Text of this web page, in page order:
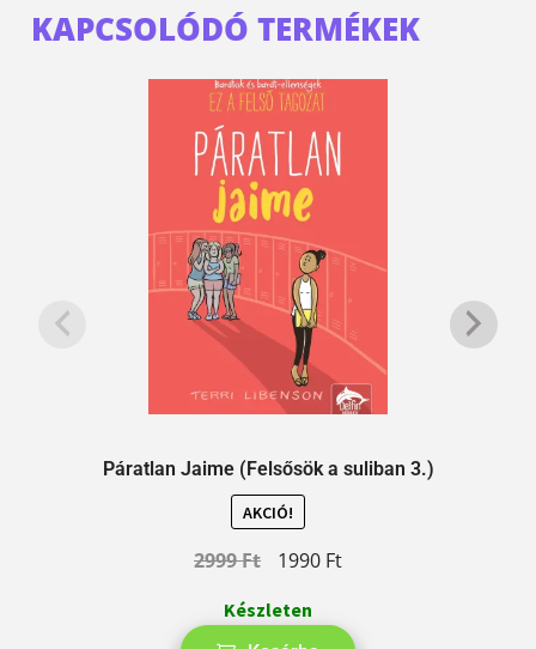
KAPCSOLÓDÓ TERMÉKEK
Páratlan Jaime (Felsősök a suliban 3.)
AKCIÓ!
2999Ft 1990 Ft
Készleten